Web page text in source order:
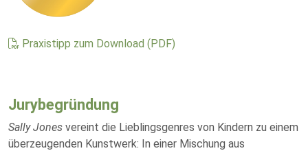
Praxistipp zum Download (PDF)
Jurybegründung
Sally Jones vereint die Lieblingsgenres von Kindern zu einem
überzeugenden Kunstwerk: In einer Mischung aus